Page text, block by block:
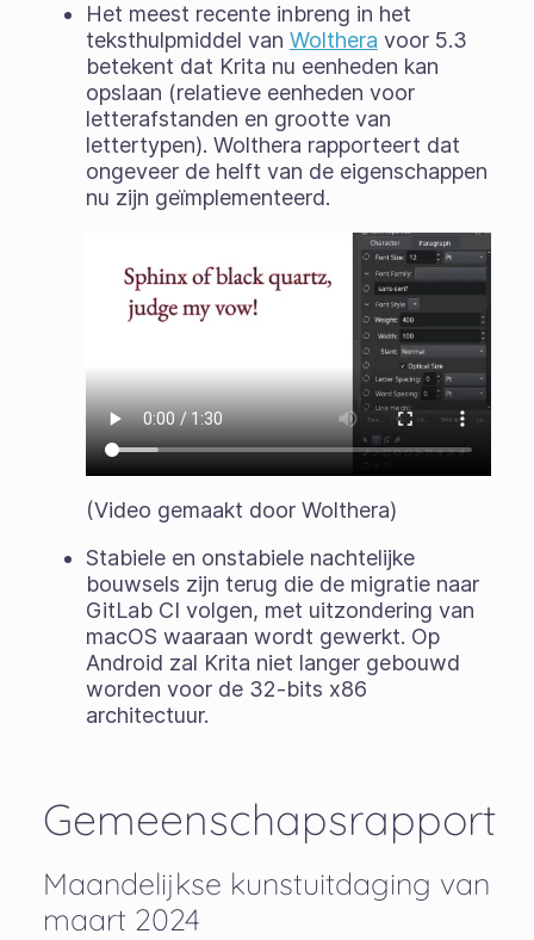
Het meest recente inbreng in het
teksthulpmiddel van Wolthera voor 5.3
betekent dat Krita nu eenheden kan
opslaan (relatieve eenheden voor
letterafstanden en grootte van
lettertypen). Wolthera rapporteert dat
ongeveer de helft van de eigenschappen
nu zijn geïmplementeerd.
(Video gemaakt door Wolthera)
Stabiele en onstabiele nachtelijke
bouwsels zijn terug die de migratie naar
GitLab CI volgen, met uitzondering van
macOS waaraan wordt gewerkt. Op
Android zal Krita niet langer gebouwd
worden voor de 32-bits x86
architectuur.
Gemeenschapsrapport
Maandelijkse kunstuitdaging van
maart 2024